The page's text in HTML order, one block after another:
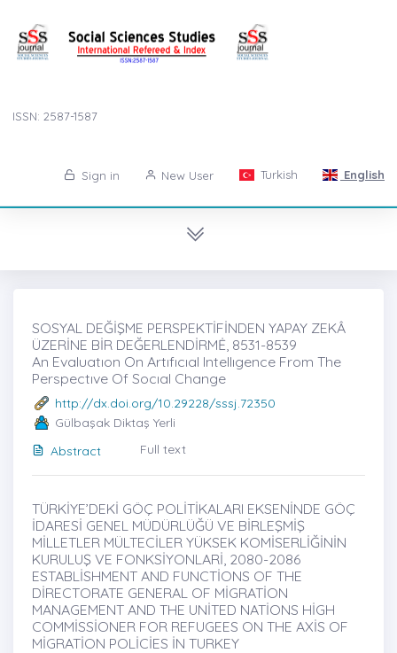
ISSN: 2587-1587
Sign in New User Turkish English
SOSYAL DEĞİŞME PERSPEKTİFİNDEN YAPAY ZEKÂ
ÜZERİNE BİR DEĞERLENDİRMĖ, 8531-8539
An Evaluatıon On Artıfıcıal Intellıgence From The
Perspectıve Of Socıal Change
http://dx.doi.org/10.29228/sssj.72350
Gülbaşak Diktaş Yerli
Abstract
Full text
TÜRKİYE’DEKİ GÖÇ POLİTİKALARI EKSENİNDE GÖÇ
İDARESİ GENEL MÜDÜRLÜĞÜ VE BİRLEŞMİŞ
MİLLETLER MÜLTECİLER YÜKSEK KOMİSERLİĞİNİN
KURULUŞ VE FONKSİYONLARİ, 2080-2086
ESTABLİSHMENT AND FUNCTİONS OF THE
DİRECTORATE GENERAL OF MİGRATİON
MANAGEMENT AND THE UNİTED NATİONS HİGH
COMMİSSİONER FOR REFUGEES ON THE AXİS OF
MİGRATİON POLİCİES İN TURKEY